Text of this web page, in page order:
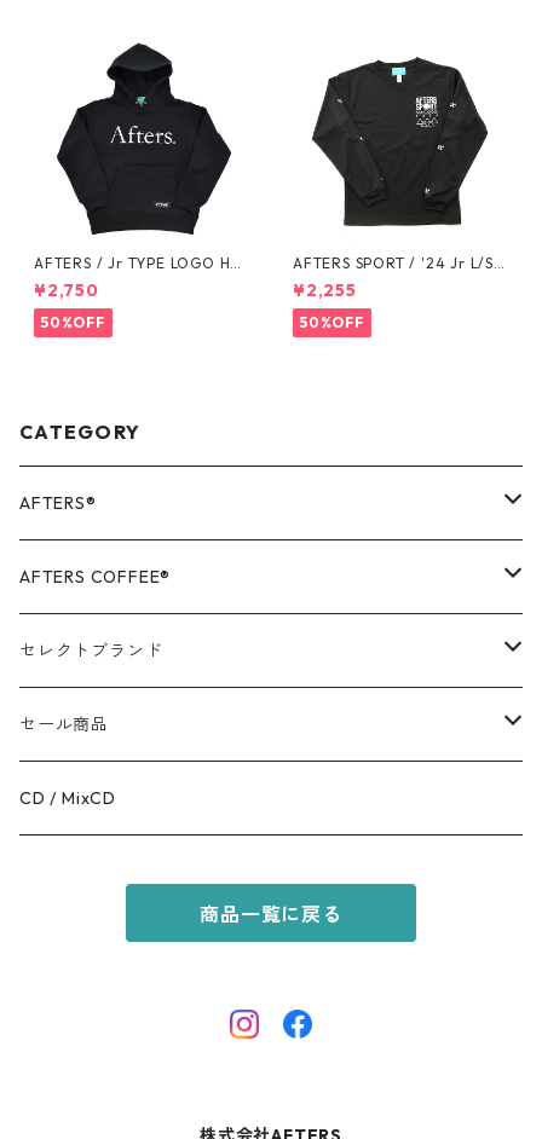
AFTERS / Jr TYPE LOGO HO
ODIE
¥2,750
50%OFF
AFTERS SPORT / '24 Jr L/S T
EE
¥2,255
50%OFF
CATEGORY
AFTERS®️
OUTER
TOPS
BOTTOMS
GOODS
AFTERS SPORT
AFTERS COFFEE®️
APPALEL / GOODS
COFFEE
セレクトブランド
MR.OLIVE
RACAL
セール商品
OUTER
CD / MixCD
商品一覧に戻る